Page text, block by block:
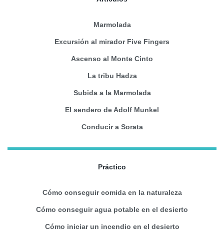
Marmolada
Excursión al mirador Five Fingers
Ascenso al Monte Cinto
La tribu Hadza
Subida a la Marmolada
El sendero de Adolf Munkel
Conducir a Sorata
Práctico
Cómo conseguir comida en la naturaleza
Cómo conseguir agua potable en el desierto
Cómo iniciar un incendio en el desierto